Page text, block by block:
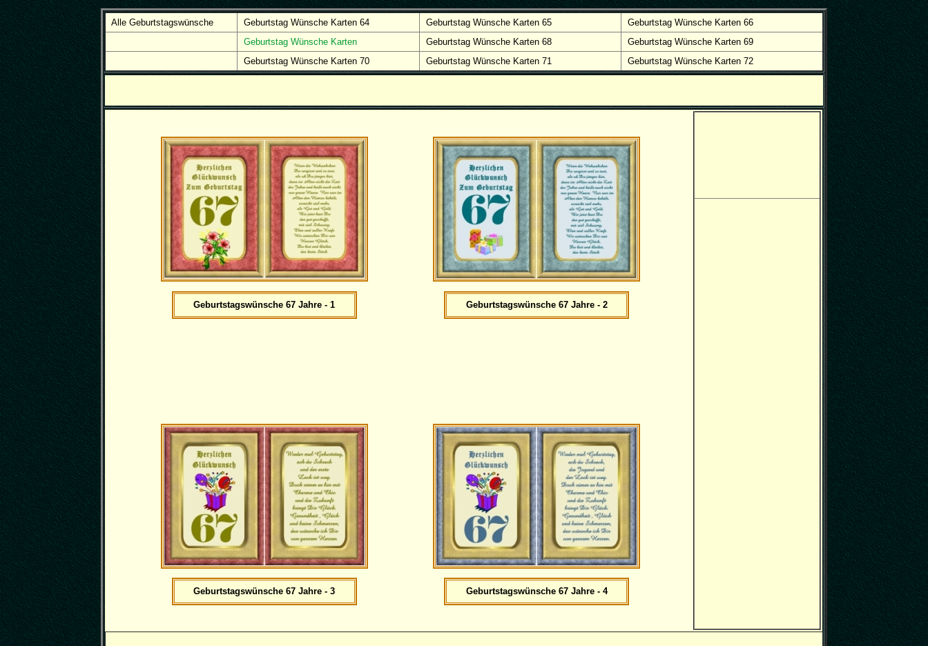
Alle Geburtstagswünsche Geburtstag Wünsche Karten 64 Geburtstag Wünsche Karten 65
Geburtstag Wünsche Karten 66
Geburtstag Wünsche Karten
Geburtstag Wünsche Karten 68
Geburtstag Wünsche Karten 69
Geburtstag Wünsche Karten 70
Geburtstag Wünsche Karten 71 Geburtstag Wünsche Karten 72
Geburtstagswünsche 67 Jahre - 1 Geburtstagswünsche 67 Jahre - 2
Geburtstagswünsche 67 Jahre - 3 Geburtstagswünsche 67 Jahre - 4